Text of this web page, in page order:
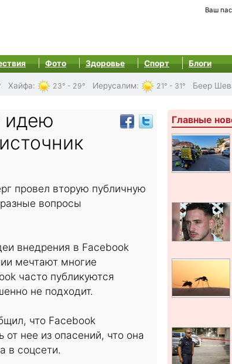
Ваш
Фото Здоровье Спорт Блоги
Хайфа: 23° - 29° Иерусалим: 21° - 31° Беер
идею
провел вторую публичную
вопросы
внедрения в Facebook
мечтают многие
часто публикуются
не подходит.
что Facebook
нее из опасений, что она
в соцсети.
Главные